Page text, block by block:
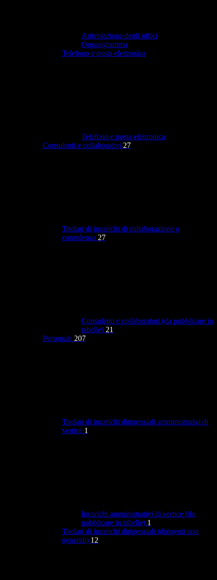
Articolazione degli uffici
Organigramma
Telefono e posta elettronica
Telefono e posta elettronica
Consulenti e collaboratori 27
Titolari di incarichi di collaborazione o
consulenza 27
Consulenti e collaboratori (da pubblicare in
tabelle) 21
Personale 207
Titolari di incarichi dirigenziali amministrativi di
vertice 1
Incarichi amministrativi di vertice (da
pubblicare in tabelle) 1
Titolari di incarichi dirigenziali (dirigenti non
generali) 12